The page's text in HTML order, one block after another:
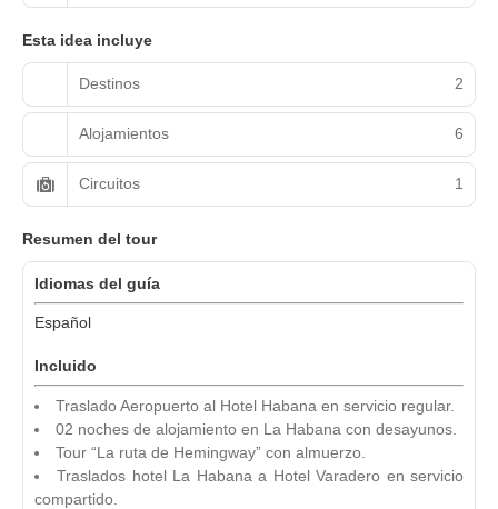
Esta idea incluye
Destinos 2
Alojamientos 6
Circuitos 1
Resumen del tour
Idiomas del guía
Español
Incluido
Traslado Aeropuerto al Hotel Habana en servicio regular.
02 noches de alojamiento en La Habana con desayunos.
Tour “La ruta de Hemingway” con almuerzo.
Traslados hotel La Habana a Hotel Varadero en servicio
compartido.